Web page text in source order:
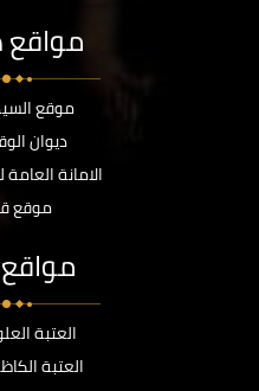
موقع
ديوان
الامانة
موقع
العتبة
العتبة